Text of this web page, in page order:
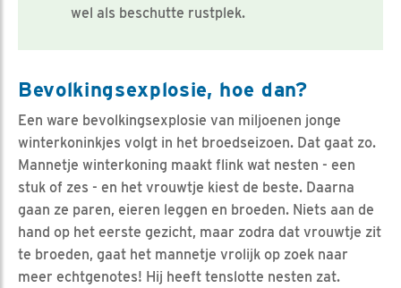
wel als beschutte rustplek.
Bevolkingsexplosie, hoe dan?
Een ware bevolkingsexplosie van miljoenen jonge
winterkoninkjes volgt in het broedseizoen. Dat gaat zo.
Mannetje winterkoning maakt flink wat nesten - een
stuk of zes - en het vrouwtje kiest de beste. Daarna
gaan ze paren, eieren leggen en broeden. Niets aan de
hand op het eerste gezicht, maar zodra dat vrouwtje zit
te broeden, gaat het mannetje vrolijk op zoek naar
meer echtgenotes! Hij heeft tenslotte nesten zat.